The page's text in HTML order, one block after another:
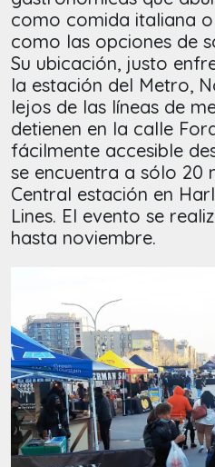
como comida italiana
como las opciones de
Su ubicación, justo
la estación del Metro,
lejos de las líneas de
detienen en la calle
fácilmente accesible
se encuentra a sólo 20
Central estación en
Lines. El evento se
hasta noviembre.